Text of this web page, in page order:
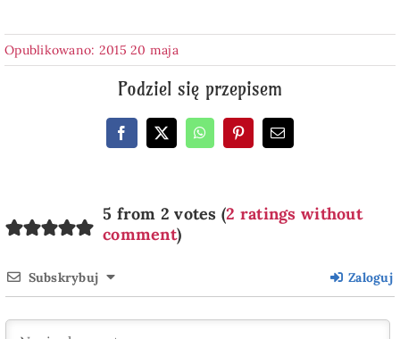
Opublikowano: 2015 20 maja
Podziel się przepisem
5 from 2 votes (2 ratings without
comment)
Subskrybuj Zaloguj